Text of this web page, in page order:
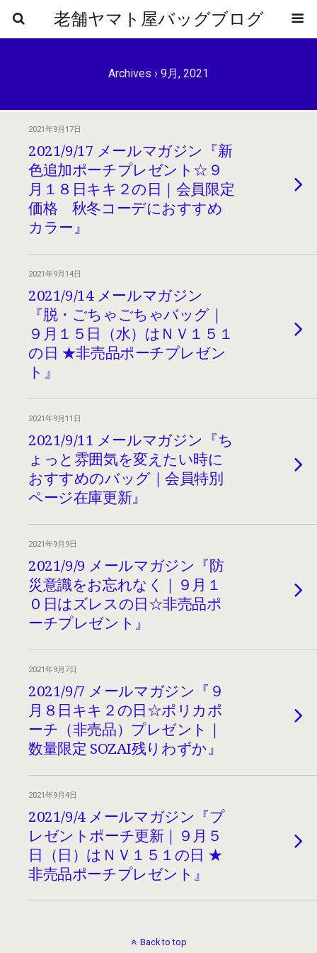
老舗ヤマト屋バッグブログ
Archives › 9月, 2021
2021年9月17日
2021/9/17 メールマガジン『新
色追加ポーチプレゼント☆９
月１８日キキ２の日｜会員限定
価格 秋冬コーデにおすすめ
カラー』
2021年9月14日
2021/9/14 メールマガジン
『脱・ごちゃごちゃバッグ｜
９月１５日（水）はＮＶ１５１
の日 ★非売品ポーチプレゼン
ト』
2021年9月11日
2021/9/11 メールマガジン『ち
ょっと雰囲気を変えたい時に
おすすめのバッグ｜会員特別
ページ在庫更新』
2021年9月9日
2021/9/9 メールマガジン『防
災意識をお忘れなく｜９月１
０日はズレスの日☆非売品ポ
ーチプレゼント』
2021年9月7日
2021/9/7 メールマガジン『９
月８日キキ２の日☆ポリカポ
ーチ（非売品）プレゼント｜
数量限定 SOZAI残りわずか』
2021年9月4日
2021/9/4 メールマガジン『プ
レゼントポーチ更新｜９月５
日（日）はＮＶ１５１の日 ★
非売品ポーチプレゼント』
Back to top